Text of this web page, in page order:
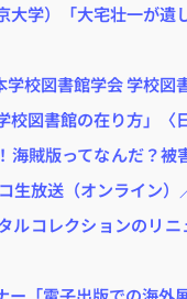
大学）「大宅壮一が遺
校図書館学会 学校
校図書館の在り方」〈
海賊版ってなんだ？
生放送（オンライン）
ルコレクションのリ